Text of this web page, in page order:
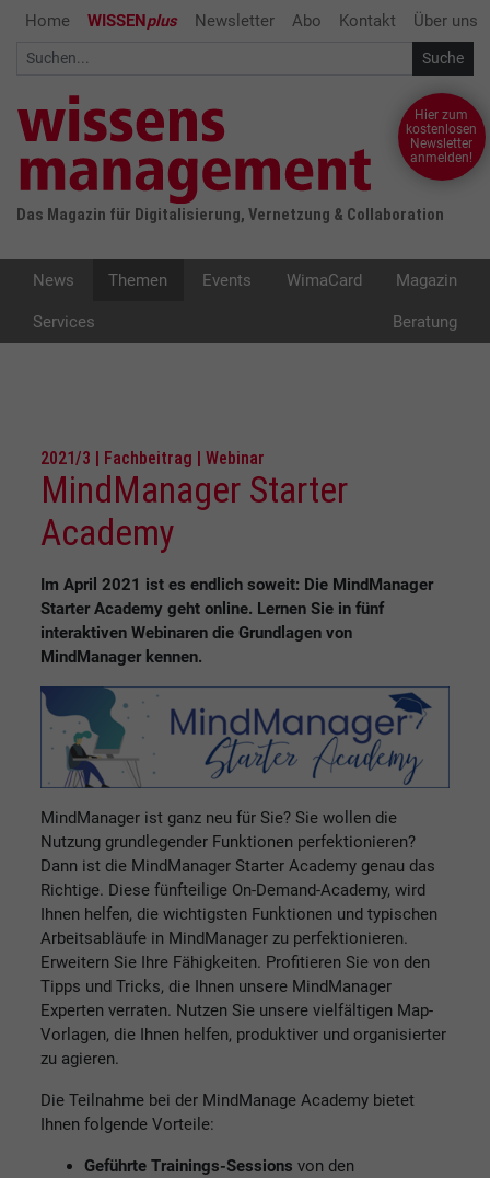
Home WISSENplus Newsletter Abo Kontakt Über uns
Das Magazin für Digitalisierung, Vernetzung & Collaboration
Hier zum
kostenlosen
Newsletter
anmelden!
News Themen Events WimaCard Magazin
Services Beratung
2021/3 | Fachbeitrag | Webinar
MindManager Starter
Academy
Im April 2021 ist es endlich soweit: Die MindManager
Starter Academy geht online. Lernen Sie in fünf
interaktiven Webinaren die Grundlagen von
MindManager kennen.
MindManager ist ganz neu für Sie? Sie wollen die
Nutzung grundlegender Funktionen perfektionieren?
Dann ist die MindManager Starter Academy genau das
Richtige. Diese fünfteilige On-Demand-Academy, wird
Ihnen helfen, die wichtigsten Funktionen und typischen
Arbeitsabläufe in MindManager zu perfektionieren.
Erweitern Sie Ihre Fähigkeiten. Profitieren Sie von den
Tipps und Tricks, die Ihnen unsere MindManager
Experten verraten. Nutzen Sie unsere vielfältigen Map-
Vorlagen, die Ihnen helfen, produktiver und organisierter
zu agieren.
Die Teilnahme bei der MindManage Academy bietet
Ihnen folgende Vorteile:
Geführte Trainings-Sessions von den